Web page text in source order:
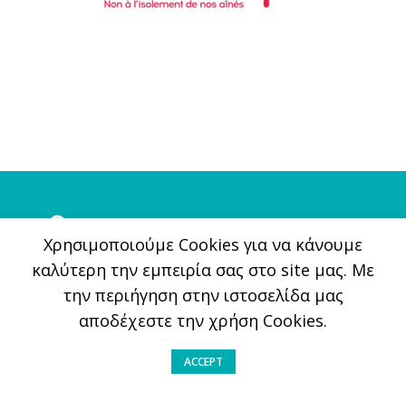
Ινστιτούτο Prolepsis
Φραγκοκλησιάς 5, 151 25, Μαρούσι
Xρησιμοποιούμε Cookies για να κάνουμε
καλύτερη την εμπειρία σας στο site μας. Με
την περιήγηση στην ιστοσελίδα μας
αποδέχεστε την χρήση Cookies.
ACCEPT